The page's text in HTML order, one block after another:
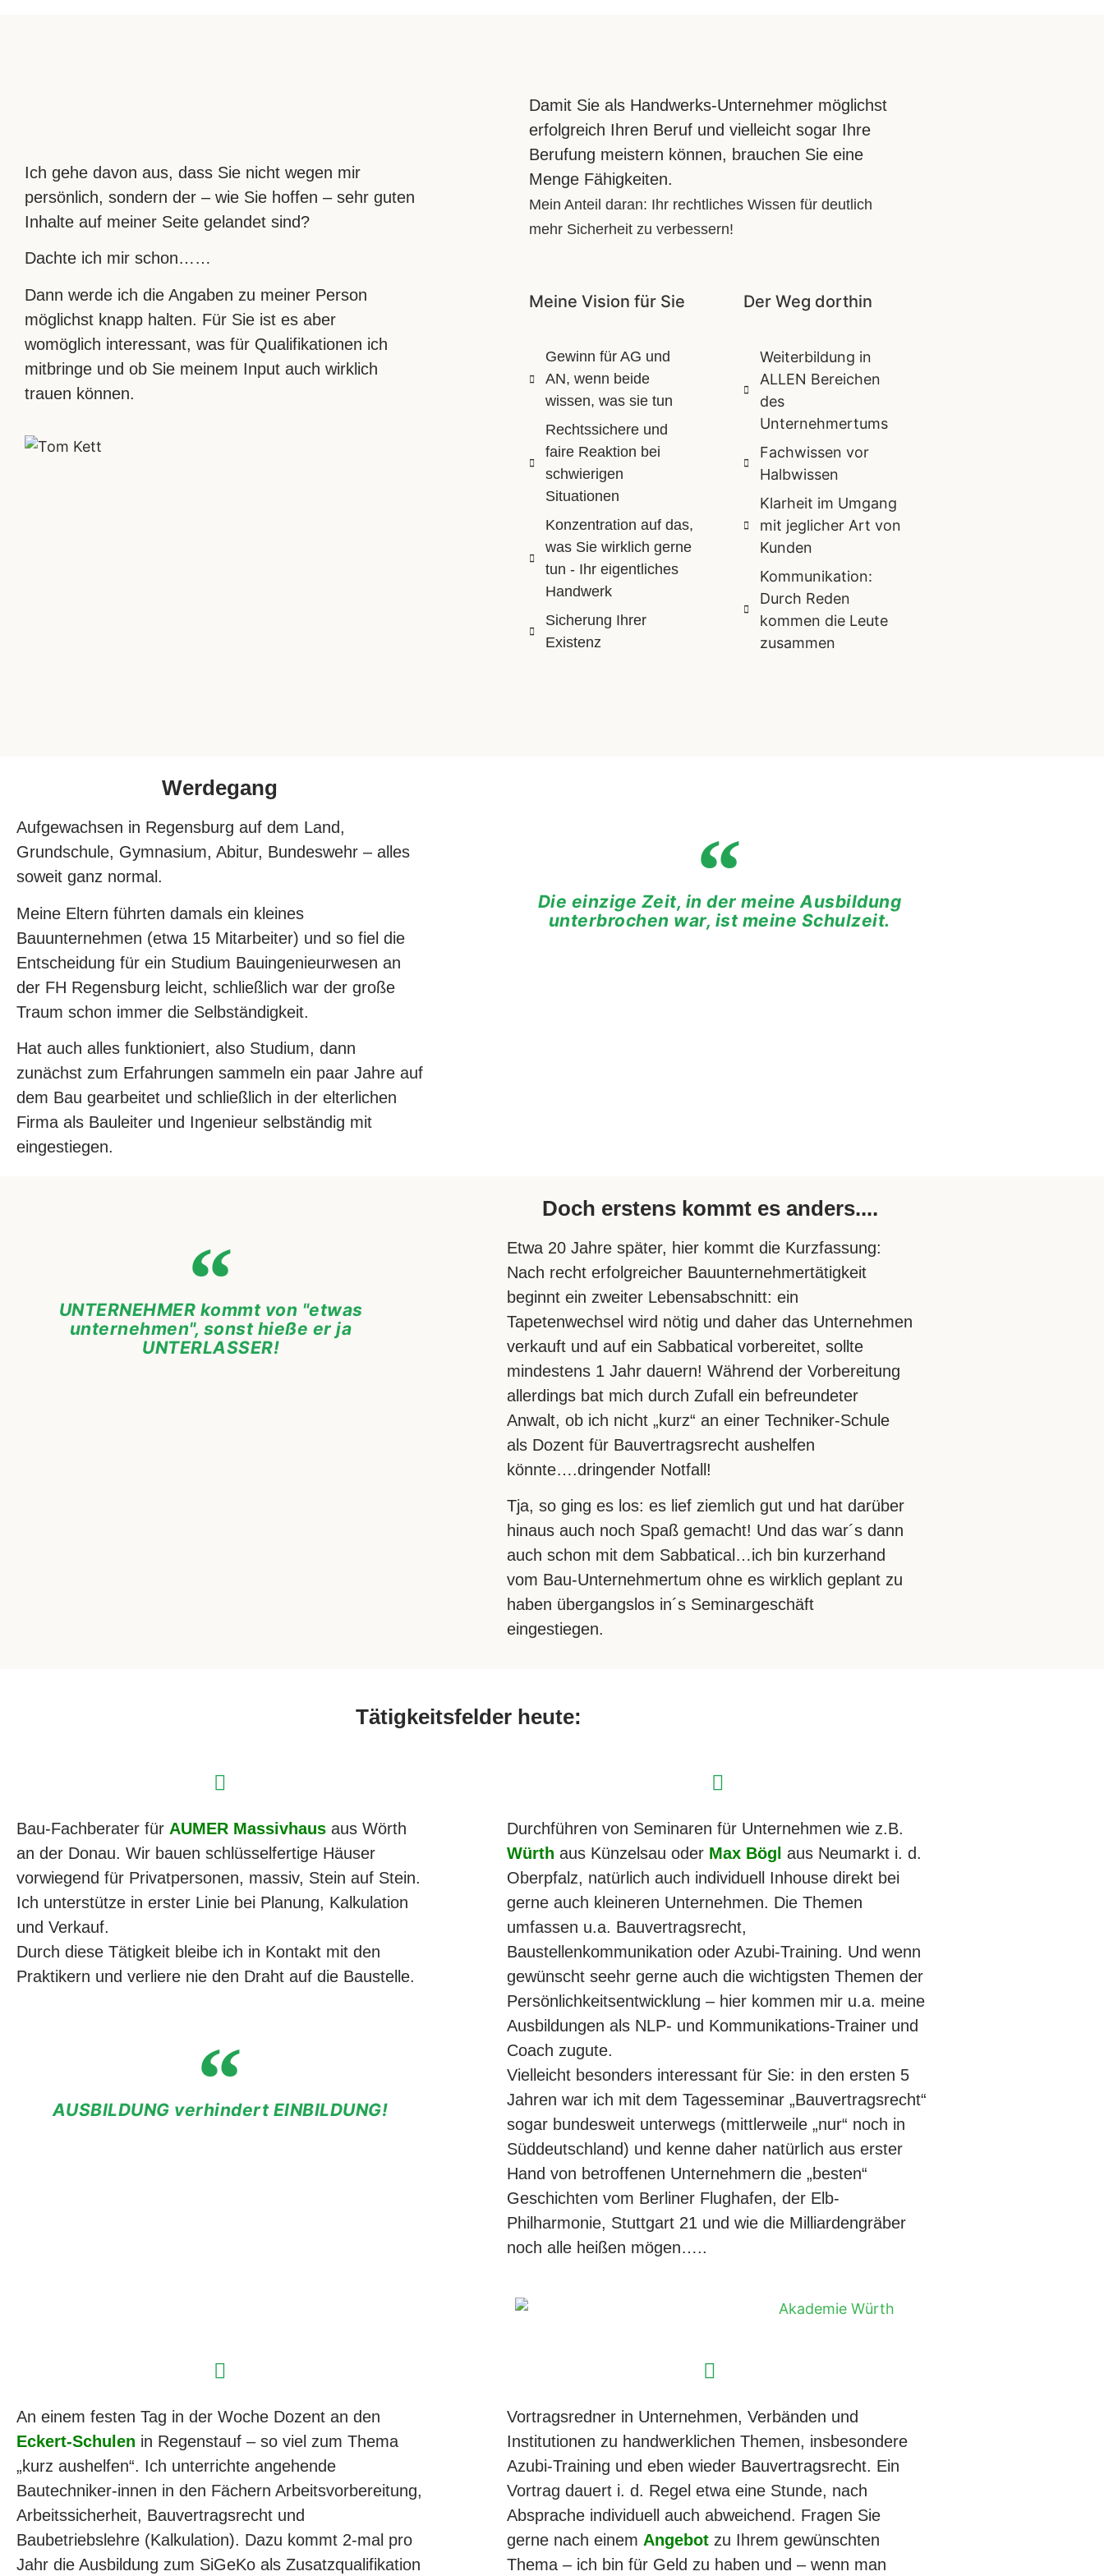
Ich gehe davon aus, dass Sie nicht wegen mir
persönlich, sondern der – wie Sie hoffen – sehr guten
Inhalte auf meiner Seite gelandet sind?
Dachte ich mir schon……
Dann werde ich die Angaben zu meiner Person
möglichst knapp halten. Für Sie ist es aber
womöglich interessant, was für Qualifikationen ich
mitbringe und ob Sie meinem Input auch wirklich
trauen können.
Damit Sie als Handwerks-Unternehmer möglichst
erfolgreich Ihren Beruf und vielleicht sogar Ihre
Berufung meistern können, brauchen Sie eine
Menge Fähigkeiten.
Mein Anteil daran: Ihr rechtliches Wissen für deutlich
mehr Sicherheit zu verbessern!
Meine Vision für Sie
Gewinn für AG und
AN, wenn beide
wissen, was sie tun
Rechtssichere und
faire Reaktion bei
schwierigen
Situationen
Konzentration auf das,
was Sie wirklich gerne
tun - Ihr eigentliches
Handwerk
Sicherung Ihrer
Existenz
Der Weg dorthin
Weiterbildung in
ALLEN Bereichen
des
Unternehmertums
Fachwissen vor
Halbwissen
Klarheit im Umgang
mit jeglicher Art von
Kunden
Kommunikation:
Durch Reden
kommen die Leute
zusammen
Werdegang
Aufgewachsen in Regensburg auf dem Land,
Grundschule, Gymnasium, Abitur, Bundeswehr – alles
soweit ganz normal.
Meine Eltern führten damals ein kleines
Bauunternehmen (etwa 15 Mitarbeiter) und so fiel die
Entscheidung für ein Studium Bauingenieurwesen an
der FH Regensburg leicht, schließlich war der große
Traum schon immer die Selbständigkeit.
Hat auch alles funktioniert, also Studium, dann
zunächst zum Erfahrungen sammeln ein paar Jahre auf
dem Bau gearbeitet und schließlich in der elterlichen
Firma als Bauleiter und Ingenieur selbständig mit
eingestiegen.
Die einzige Zeit, in der meine Ausbildung
unterbrochen war, ist meine Schulzeit.
UNTERNEHMER kommt von "etwas
unternehmen", sonst hieße er ja
UNTERLASSER!
Doch erstens kommt es anders....
Etwa 20 Jahre später, hier kommt die Kurzfassung:
Nach recht erfolgreicher Bauunternehmertätigkeit
beginnt ein zweiter Lebensabschnitt: ein
Tapetenwechsel wird nötig und daher das Unternehmen
verkauft und auf ein Sabbatical vorbereitet, sollte
mindestens 1 Jahr dauern! Während der Vorbereitung
allerdings bat mich durch Zufall ein befreundeter
Anwalt, ob ich nicht „kurz“ an einer Techniker-Schule
als Dozent für Bauvertragsrecht aushelfen
könnte….dringender Notfall!
Tja, so ging es los: es lief ziemlich gut und hat darüber
hinaus auch noch Spaß gemacht! Und das war´s dann
auch schon mit dem Sabbatical…ich bin kurzerhand
vom Bau-Unternehmertum ohne es wirklich geplant zu
haben übergangslos in´s Seminargeschäft
eingestiegen.
Tätigkeitsfelder heute:
Bau-Fachberater für AUMER Massivhaus aus Wörth
an der Donau. Wir bauen schlüsselfertige Häuser
vorwiegend für Privatpersonen, massiv, Stein auf Stein.
Ich unterstütze in erster Linie bei Planung, Kalkulation
und Verkauf.
Durch diese Tätigkeit bleibe ich in Kontakt mit den
Praktikern und verliere nie den Draht auf die Baustelle.
AUSBILDUNG verhindert EINBILDUNG!
Durchführen von Seminaren für Unternehmen wie z.B.
Würth aus Künzelsau oder Max Bögl aus Neumarkt i. d.
Oberpfalz, natürlich auch individuell Inhouse direkt bei
gerne auch kleineren Unternehmen. Die Themen
umfassen u.a. Bauvertragsrecht,
Baustellenkommunikation oder Azubi-Training. Und wenn
gewünscht seehr gerne auch die wichtigsten Themen der
Persönlichkeitsentwicklung – hier kommen mir u.a. meine
Ausbildungen als NLP- und Kommunikations-Trainer und
Coach zugute.
Vielleicht besonders interessant für Sie: in den ersten 5
Jahren war ich mit dem Tagesseminar „Bauvertragsrecht“
sogar bundesweit unterwegs (mittlerweile „nur“ noch in
Süddeutschland) und kenne daher natürlich aus erster
Hand von betroffenen Unternehmern die „besten“
Geschichten vom Berliner Flughafen, der Elb-
Philharmonie, Stuttgart 21 und wie die Milliardengräber
noch alle heißen mögen…..
An einem festen Tag in der Woche Dozent an den
Eckert-Schulen in Regenstauf – so viel zum Thema
„kurz aushelfen“. Ich unterrichte angehende
Bautechniker-innen in den Fächern Arbeitsvorbereitung,
Arbeitssicherheit, Bauvertragsrecht und
Baubetriebslehre (Kalkulation). Dazu kommt 2-mal pro
Jahr die Ausbildung zum SiGeKo als Zusatzqualifikation
Vortragsredner in Unternehmen, Verbänden und
Institutionen zu handwerklichen Themen, insbesondere
Azubi-Training und eben wieder Bauvertragsrecht. Ein
Vortrag dauert i. d. Regel etwa eine Stunde, nach
Absprache individuell auch abweichend. Fragen Sie
gerne nach einem Angebotzu Ihrem gewünschten
Thema – ich bin für Geld zu haben und – wenn man